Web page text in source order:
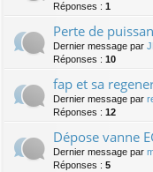
Réponses : 1
Perte de
Dernier message par
Réponses : 10
fap et sa
Dernier message par
Réponses : 12
Dépose vanne
Dernier message par
Réponses : 5